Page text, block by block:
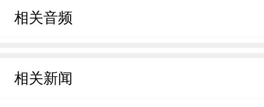
相关音频
相关新闻